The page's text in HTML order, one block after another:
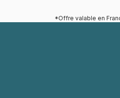
*Offre valable en